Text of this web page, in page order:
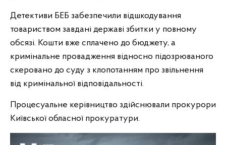
Детективи БЕБ забезпечили відшкодування
товариством завдані державі збитки у повному
обсязі. Кошти вже сплачено до бюджету, а
кримінальне провадження відносно підозрюваного
скеровано до суду з клопотанням про звільнення
від кримінальної відповідальності.
Процесуальне керівництво здійснювали прокурори
Київської обласної прокуратури.